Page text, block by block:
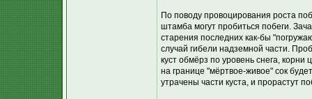
По поводу провоцирования роста
штамба могут пробиться побеги.
старения последних как-бы
случай гибели надземной части.
куст обмёрз по уровень снега,
на границе "мёртвое-живое" сок
утрачены части куста, и прорастут